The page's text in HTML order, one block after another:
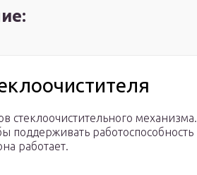
стеклоочистительного механизма.
поддерживать работоспособность
работает.